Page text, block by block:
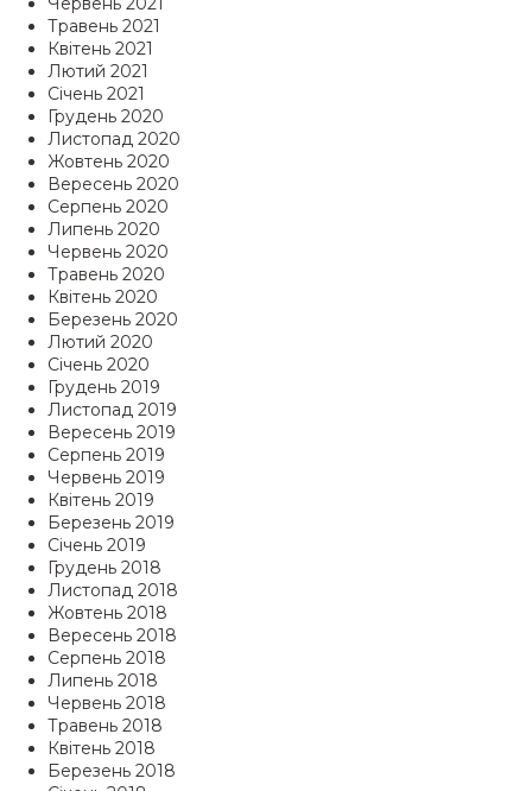
Травень 2021
Квітень 2021
Лютий 2021
Січень 2021
Грудень 2020
Листопад 2020
Жовтень 2020
Вересень 2020
Серпень 2020
Липень 2020
Червень 2020
Травень 2020
Квітень 2020
Березень 2020
Лютий 2020
Січень 2020
Грудень 2019
Листопад 2019
Вересень 2019
Серпень 2019
Червень 2019
Квітень 2019
Березень 2019
Січень 2019
Грудень 2018
Листопад 2018
Жовтень 2018
Вересень 2018
Серпень 2018
Липень 2018
Червень 2018
Травень 2018
Квітень 2018
Березень 2018